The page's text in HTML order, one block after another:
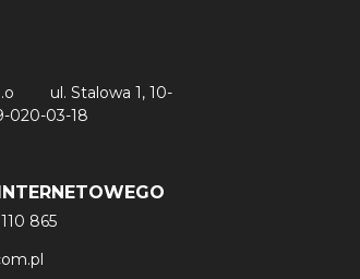
ul. Stalowa 1, 10-
020-03-18
865